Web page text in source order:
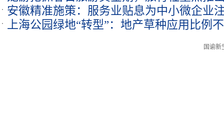
安徽精准施策：服务业贴息为中小微企业
上海公园绿地“转型”：地产草种应用比例
国谕新